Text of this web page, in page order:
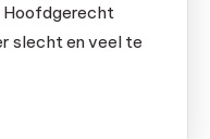
Hoofdgerecht
slecht en veel te